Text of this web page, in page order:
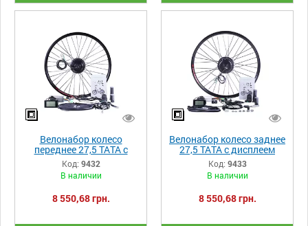
Велонабор колесо
переднее 27,5 ТАТА с
дисплеем 350W
Код: 9432
В наличии
8 550,68 грн.
Велонабор колесо заднее
27,5 ТАТА с дисплеем
350W
Код: 9433
В наличии
8 550,68 грн.